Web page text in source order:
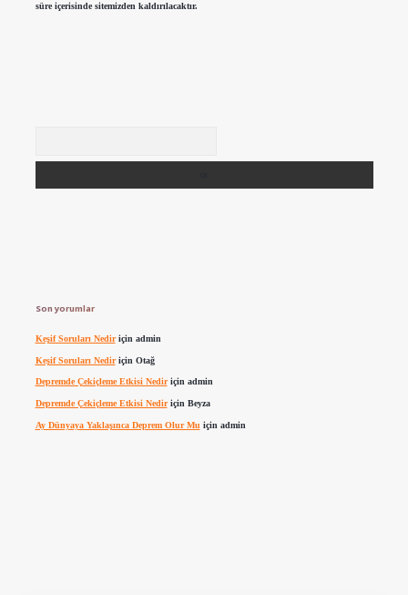
süre içerisinde sitemizden kaldırılacaktır.
Son yorumlar
Keşif Soruları Nediriçin admin
Keşif Soruları Nediriçin Otağ
Depremde Çekiçleme Etkisi Nediriçin admin
Depremde Çekiçleme Etkisi Nediriçin Beyza
Ay Dünyaya Yaklaşınca Deprem Olur Mu için admin